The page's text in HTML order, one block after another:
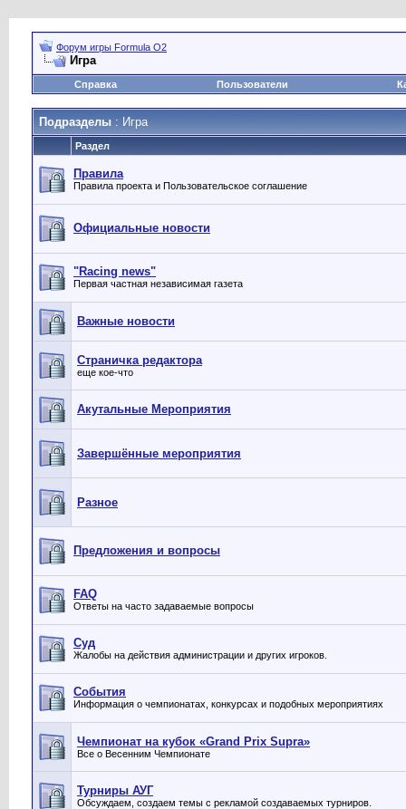
Форум игры Formula O2
Игра
Справка Пользователи
Подразделы : Игра
Раздел
Правила
Правила проекта и Пользовательское соглашение
Официальные новости
"Racing news"
Первая частная независимая газета
Важные новости
Страничка редактора
еще кое-что
Акутальные Мероприятия
Завершённые мероприятия
Разное
Предложения и вопросы
FAQ
Ответы на часто задаваемые вопросы
Суд
Жалобы на действия администрации и других игроков.
События
Информация о чемпионатах, конкурсах и подобных мероприятиях
Чемпионат на кубок «Grand Prix Supra»
Все о Весенним Чемпионате
Турниры АУГ
Обсуждаем, создаем темы с рекламой создаваемых турниров.